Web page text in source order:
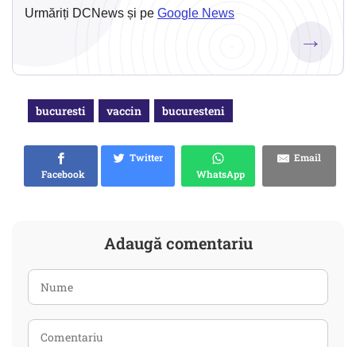
Urmăriți DCNews și pe Google News
→
bucuresti vaccin bucuresteni
Facebook
Twitter
WhatsApp
Email
Adaugă comentariu